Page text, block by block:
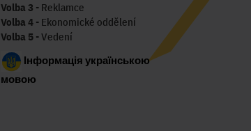
Volba 3 - Reklamce
Volba 4 - Ekonomické oddělení
Volba 5 - Vedení
Інформація українською
мовою